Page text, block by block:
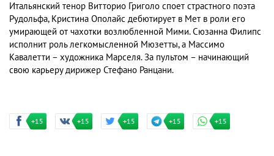
Итальянский тенор Витторио Григоло споет страстного поэта
Рудольфа, Кристина Ополайс дебютирует в Мет в роли его
умирающей от чахотки возлюбленной Мими. Сюзанна Филипс
исполнит роль легкомысленной Мюзетты, а Массимо
Кавалетти – художника Марселя. За пультом – начинающий
свою карьеру дирижер Стефано Ранцани.
+15 +15 +15 +15 +15